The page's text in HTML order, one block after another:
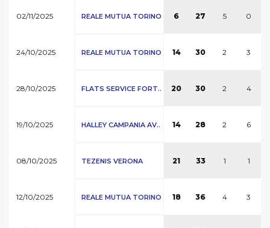
02/11/2025 REALE MUTUA TORINO 6 27 5 0
24/10/2025 REALE MUTUA TORINO 14 30 2 3
28/10/2025 FLATS SERVICE FORT.. 20 30 2 4
19/10/2025 HALLEY CAMPANIA AV.. 14 28 2 6
08/10/2025 TEZENIS VERONA 21 33 1 1
12/10/2025 REALE MUTUA TORINO 18 36 4 3